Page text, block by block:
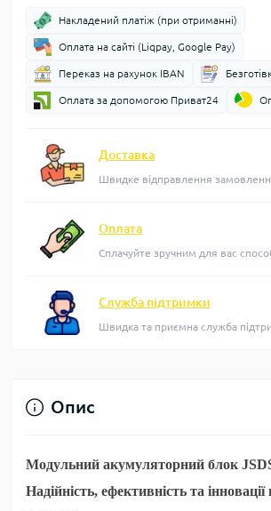
Накладений платіж (при отриманні)
Оплата на сайті (Liqpay, Google Pay)
Переказ на рахунок IBAN
Оплата за допомогою Приват24
Доставка
Швидке відправлення
Оплата
Сплачуйте зручним для вас
Служба підтримки
Швидка та приємна служба
Опис
Модульний акумуляторний блок
Надійність, ефективність та